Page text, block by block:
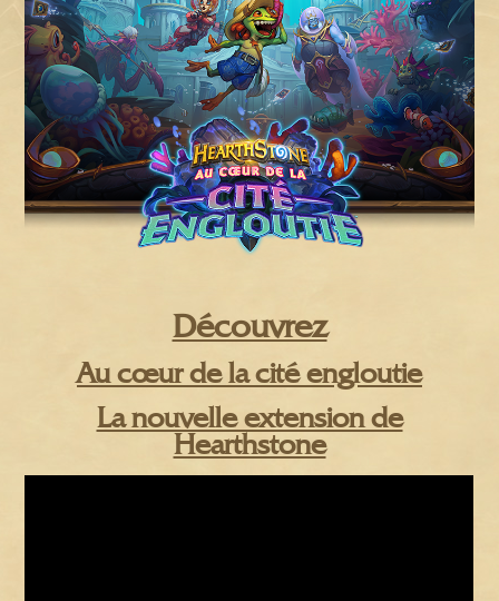
Découvrez
Au cœur de la cité engloutie
La nouvelle extension de
Hearthstone